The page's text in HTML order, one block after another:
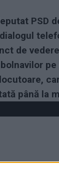
PSD
de
până la